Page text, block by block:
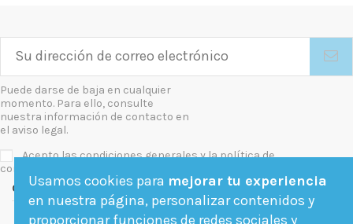
Puede darse de baja en cualquier
momento. Para ello, consulte
nuestra información de contacto en
el aviso legal.
Acepto las condiciones generales y la política de
confidencialidad
Contact us
Usamos cookies para mejorar tu experiencia
en nuestra página, personalizar contenidos y
proporcionar funciones de redes sociales y